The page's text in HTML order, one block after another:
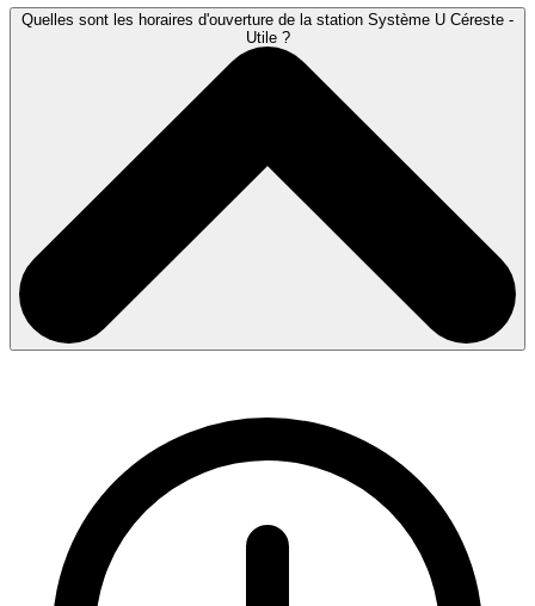
Quelles sont les horaires d'ouverture de la station Système U Céreste -
Utile ?